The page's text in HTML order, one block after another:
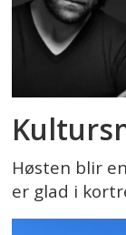
Høsten blir
er glad i